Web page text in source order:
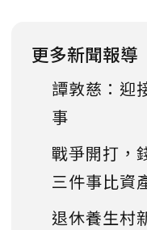
更多新聞報導
譚敦慈：迎
事
戰爭開打，
三件事比資
退休養生村